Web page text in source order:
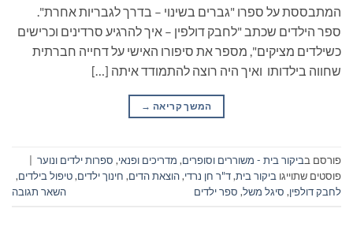
המתבססת על ספרו "גברים בשינוי – בדרך לגבריות אחרת".
ספר הילדים שכתב "לחבק דולפין – איך להרגיע סרדינים וכרישים
כשילדים מציקים", מספר את סיפורו האישי על דחייה חברתית
שחווה בילדותו ואיך היה רוצה להתמודד איתה […]
המשך קריאה →
פורסם בביקור בית - משוררים וסופרים, מדריכים ופנאי, ספרות ילדים ונוער
פוסטים שתוייגו ביקור בית,ד"ר חן נרדי,הוצאת הדים, חינוך ילדים,טיפול בילדים,
לחבק דולפין, סיגל משל, ספר ילדים השאר תגובה